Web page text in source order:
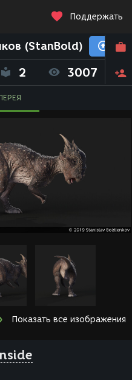
Поддержать
(StanBold)
2 3007
Показать все изображения